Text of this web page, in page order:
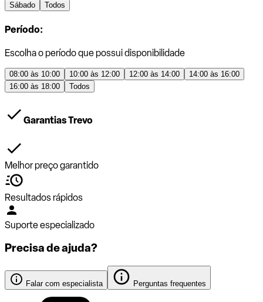
Sábado
Todos
Período:
Escolha o período que possui disponibilidade
08:00 às 10:00 10:00 às 12:00 12:00 às 14:00
14:00 às 16:00
16:00 às 18:00
Todos
Garantias Trevo
Melhor preço garantido
Resultados rápidos
Suporte especializado
Precisa de ajuda?
Falar com especialista Perguntas frequentes